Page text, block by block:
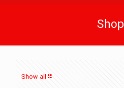
Shop
Show all